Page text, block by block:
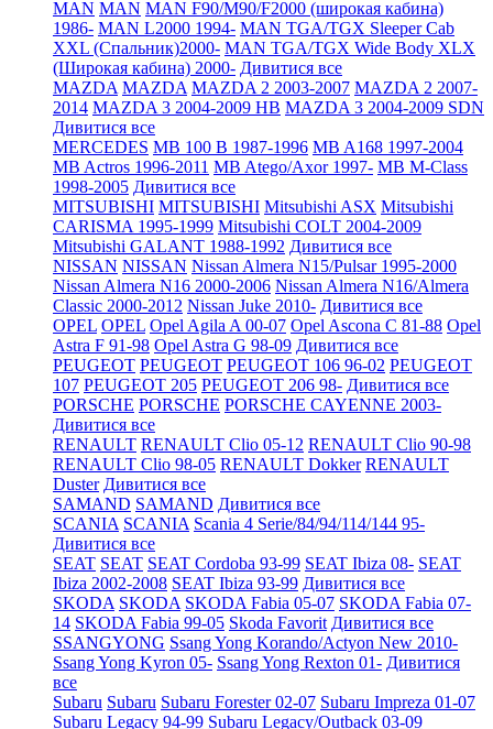
MAN MAN MAN F90/M90/F2000 (широкая кабина)
1986- MAN L2000 1994- MAN TGA/TGX Sleeper Cab
XXL (Спальник)2000- MAN TGA/TGX Wide Body XLX
(Широкая кабина) 2000- Дивитися все
MAZDA MAZDA MAZDA 2 2003-2007 MAZDA 2 2007-
2014 MAZDA 3 2004-2009 HB MAZDA 3 2004-2009 SDN
Дивитися все
MERCEDES MB 100 B 1987-1996 MB A168 1997-2004
MB Actros 1996-2011 MB Atego/Axor 1997- MB M-Class
1998-2005 Дивитися все
MITSUBISHI MITSUBISHI Mitsubishi ASX Mitsubishi
CARISMA 1995-1999 Mitsubishi COLT 2004-2009
Mitsubishi GALANT 1988-1992 Дивитися все
NISSAN NISSAN Nissan Almera N15/Pulsar 1995-2000
Nissan Almera N16 2000-2006 Nissan Almera N16/Almera
Classic 2000-2012 Nissan Juke 2010- Дивитися все
OPEL OPEL Opel Agila A 00-07 Opel Ascona C 81-88 Opel
Astra F 91-98 Opel Astra G 98-09 Дивитися все
PEUGEOT PEUGEOT PEUGEOT 106 96-02 PEUGEOT
107 PEUGEOT 205 PEUGEOT 206 98- Дивитися все
PORSCHE PORSCHE PORSCHE CAYENNE 2003-
Дивитися все
RENAULT RENAULT Clio 05-12 RENAULT Clio 90-98
RENAULT Clio 98-05 RENAULT Dokker RENAULT
Duster Дивитися все
SAMAND SAMAND Дивитися все
SCANIA SCANIA Scania 4 Serie/84/94/114/144 95-
Дивитися все
SEAT SEAT SEAT Cordoba 93-99 SEAT Ibiza 08- SEAT
Ibiza 2002-2008 SEAT Ibiza 93-99 Дивитися все
SKODA SKODA SKODA Fabia 05-07 SKODA Fabia 07-
14 SKODA Fabia 99-05 Skoda Favorit Дивитися все
SSANGYONG Ssang Yong Korando/Actyon New 2010-
Ssang Yong Kyron 05- Ssang Yong Rexton 01- Дивитися
все
Subaru Subaru Subaru Forester 02-07 Subaru Impreza 01-07
Subaru Legacy 94-99 Subaru Legacy/Outback 03-09